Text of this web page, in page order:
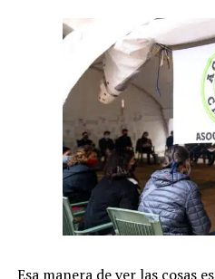
Esa manera de ver las cosas